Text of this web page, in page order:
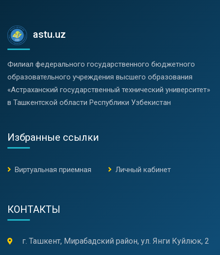
astu.uz
Филиал федерального государственного бюджетного
образовательного учреждения высшего образования
«Астраханский государственный технический университет»
в Ташкентской области Республики Узбекистан
Избранные ссылки
Виртуальная приемная Личный кабинет
КОНТАКТЫ
г. Ташкент, Мирабадский район, ул. Янги Куйлюк, 2